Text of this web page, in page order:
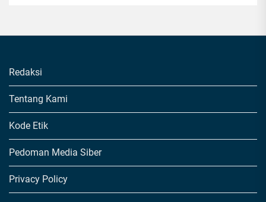
Redaksi
Tentang Kami
Kode Etik
Pedoman Media Siber
Privacy Policy